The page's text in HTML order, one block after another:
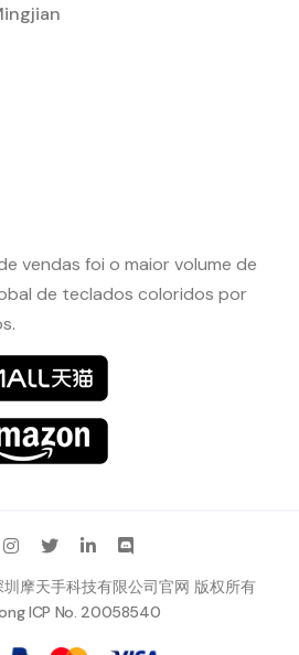
vendas foi o maior volume de
de teclados coloridos por
摩天手科技有限公司官网 版权所有
ICP No. 20058540